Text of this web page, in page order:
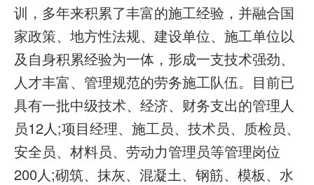
训，多年来积累了丰富的施工经验，并融合国
家政策、地方性法规、建设单位、施工单位以
及自身积累经验为一体，形成一支技术强劲、
人才丰富、管理规范的劳务施工队伍。目前已
具有一批中级技术、经济、财务支出的管理人
员12人;项目经理、施工员、技术员、质检员、
安全员、材料员、劳动力管理员等管理岗位
200人;砌筑、抹灰、混凝土、钢筋、模板、水